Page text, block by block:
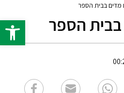
פתח
מדים בבית הספר
הספר